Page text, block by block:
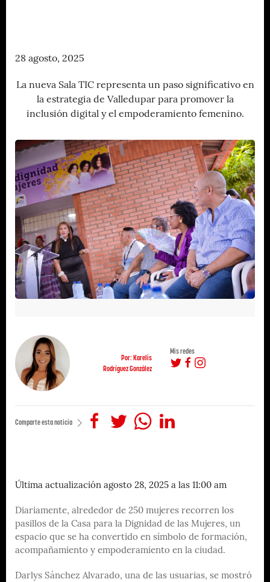
28 agosto, 2025
La nueva Sala TIC representa un paso significativo en
la estrategia de Valledupar para promover la
inclusión digital y el empoderamiento femenino.
Por: Karelis
Rodríguez González
Mis redes
Comparte esta noticia
Última actualización agosto 28, 2025 a las 11:00 am
Diariamente, alrededor de 250 mujeres recorren los
pasillos de la Casa para la Dignidad de las Mujeres, un
espacio que se ha convertido en símbolo de formación,
acompañamiento y empoderamiento en la ciudad.
Darlys Sánchez Alvarado, una de las usuarias, se mostró